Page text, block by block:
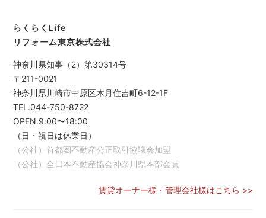
らくらくLife
リフォーム東京株式会社
神奈川県知事（2）第30314号
〒211-0021
神奈川県川崎市中原区木月住吉町6-12-1F
TEL.044-750-8722
OPEN.9:00〜18:00
（日・祝日は休業日）
（公社）首都圏不動産公正取引協議会加盟
（公社）全日本不動産協会神奈川県本部会員
賃貸オーナー様・管理会社様はこちら >>